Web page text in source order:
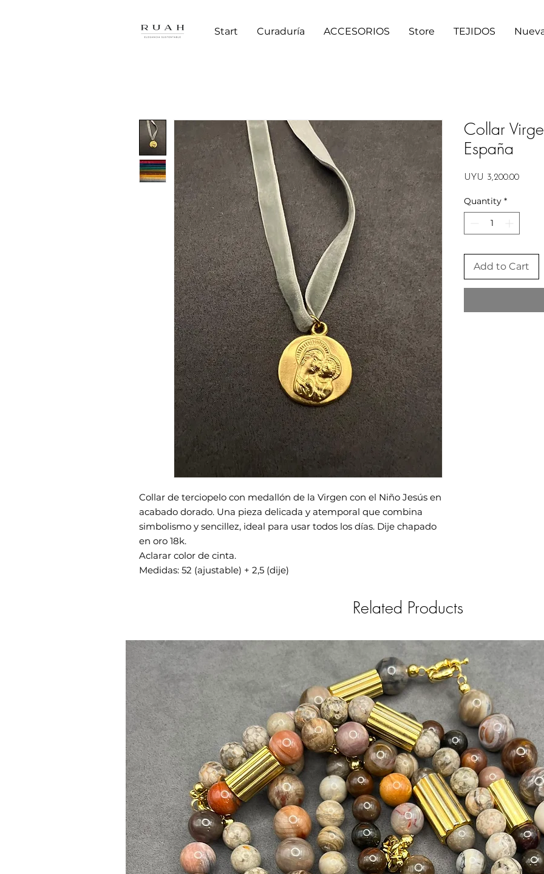
Start Curaduría ACCESORIOS Store TEJIDOS
Collar de terciopelo con medallón de la Virgen con el Niño Jesús en
acabado dorado. Una pieza delicada y atemporal que combina
simbolismo y sencillez, ideal para usar todos los días. Dije chapado
en oro 18k.
Aclarar color de cinta.
Medidas: 52 (ajustable) + 2,5 (dije)
Collar
España
UYU 3,200.00Price
Quantity *
Add to Cart
Related Products